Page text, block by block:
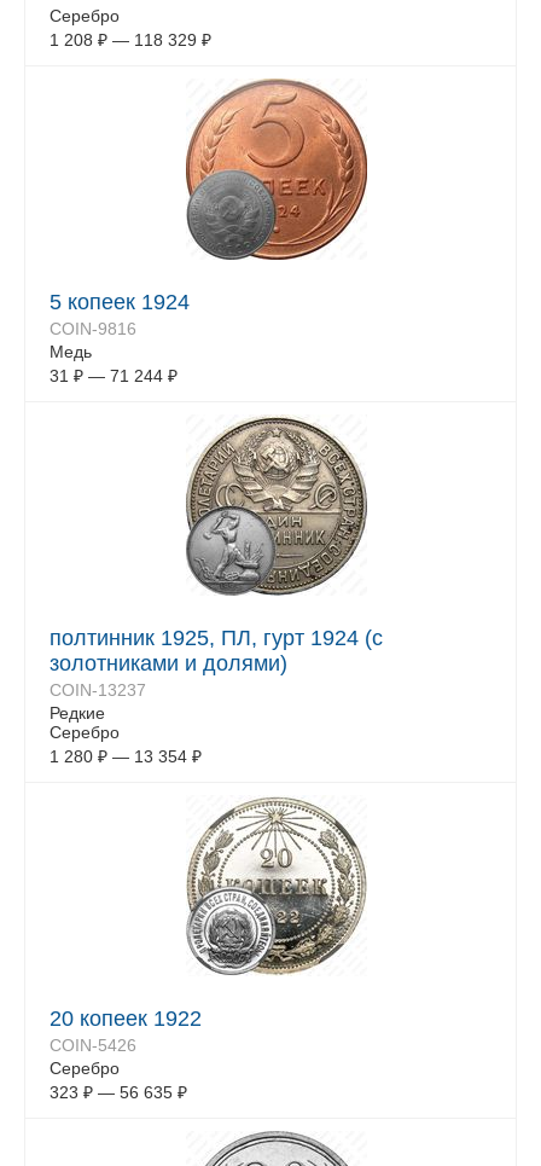
Серебро
1 208 ₽ — 118 329 ₽
5 копеек 1924
COIN-9816
Медь
31 ₽ — 71 244 ₽
полтинник 1925, ПЛ, гурт 1924 (с
золотниками и долями)
COIN-13237
Редкие
Серебро
1 280 ₽ — 13 354 ₽
20 копеек 1922
COIN-5426
Серебро
323 ₽ — 56 635 ₽